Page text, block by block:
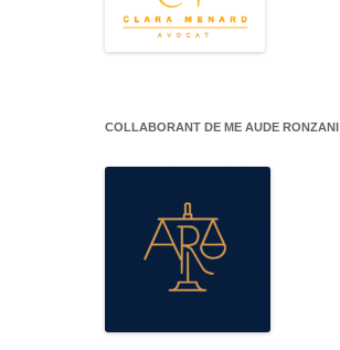
COLLABORANT DE ME AUDE RONZANI